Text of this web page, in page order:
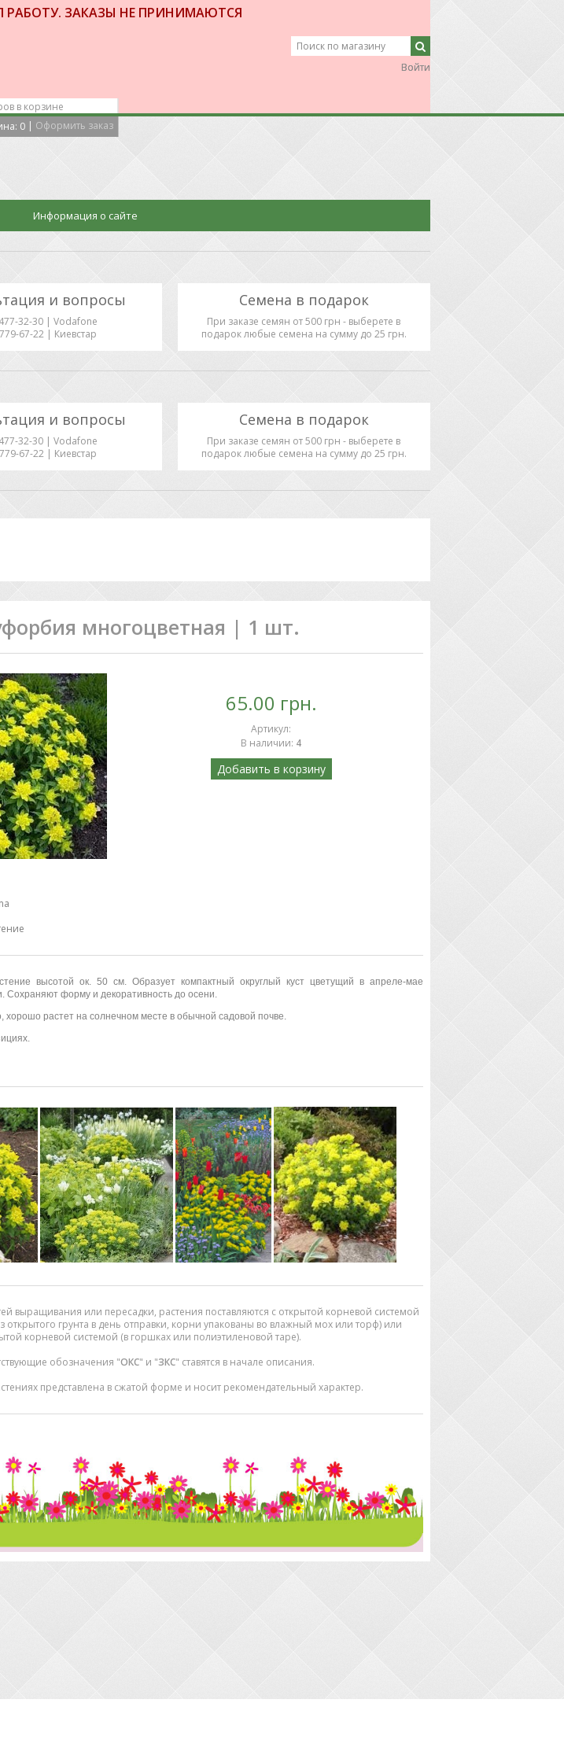
ЗАКАЗЫ НЕ ПРИНИМАЮТСЯ
в корзине
0| Оформить заказ
Информация о сайте
Войти
и вопросы
32-30 | Vodafone
67-22 | Киевстар
Семена в подарок
При заказе семян от 500 грн - выберете в
подарок любые семена на сумму до 25 грн.
и вопросы
32-30 | Vodafone
67-22 | Киевстар
Семена в подарок
При заказе семян от 500 грн - выберете в
подарок любые семена на сумму до 25 грн.
Войти
многоцветная | 1 шт.
65.00 грн.
Артикул:
В наличии: 4
Добавить в корзину
высотой ок. 50 см. Образует компактный округлый куст цветущий в апреле-мае
Сохраняют форму и декоративность до осени.
хорошо растет на солнечном месте в обычной садовой почве.
выращивания или пересадки, растения поставляются с открытой корневой системой
открытого грунта в день отправки, корни упакованы во влажный мох или торф) или
корневой системой (в горшках или полиэтиленовой таре).
обозначения "ОКС" и "ЗКС" ставятся в начале описания.
представлена в сжатой форме и носит рекомендательный характер.